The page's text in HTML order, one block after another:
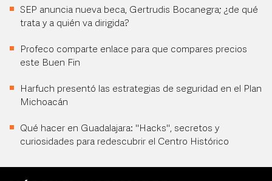
SEP anuncia nueva beca, Gertrudis Bocanegra; ¿de qué
trata y a quién va dirigida?
Profeco comparte enlace para que compares precios
este Buen Fin
Harfuch presentó las estrategias de seguridad en el Plan
Michoacán
Qué hacer en Guadalajara: "Hacks", secretos y
curiosidades para redescubrir el Centro Histórico